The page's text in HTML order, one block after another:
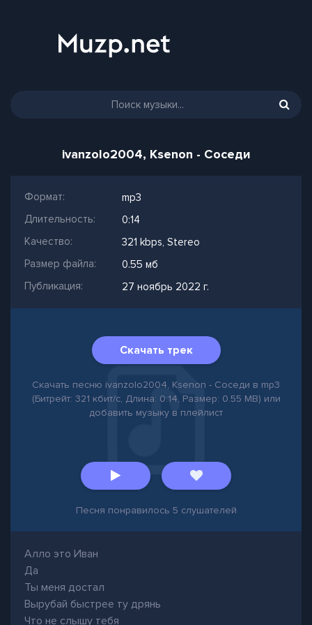
ivanzolo2004, Ksenon - Соседи
Формат:
mp3
Длительность:
0:14
Качество:
321 kbps, Stereo
Размер файла:
0.55 мб
Публикация:
27 ноябрь 2022 г.
Скачать трек
Скачать песню ivanzolo2004, Ksenon - Соседи в mp3
(Битрейт: 321 кбит/с, Длина: 0:14, Размер: 0.55 MB) или
добавить музыку в плейлист
Песня понравилось 5 слушателей
Алло это Иван
Да
Ты меня достал
Вырубай быстрее ту дрянь
Что не слышу тебя